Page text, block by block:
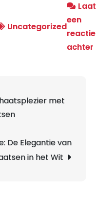
Uncategorized
Laat
een
reactie
achter
met
De Elegantie van
in het Wit